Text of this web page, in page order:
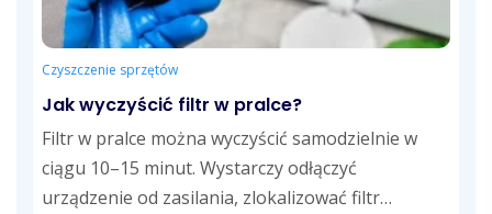
Czyszczenie sprzętów
Jak wyczyścić filtr w pralce?
Filtr w pralce można wyczyścić samodzielnie w
ciągu 10–15 minut. Wystarczy odłączyć
urządzenie od zasilania, zlokalizować filtr